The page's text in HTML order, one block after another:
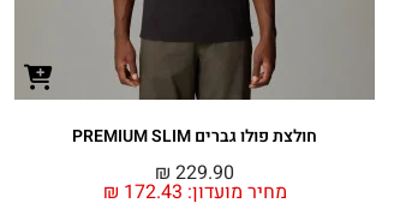
חולצת פולו גברים PREMIUM SLIM
מחיר מועדון: ₪ 172.43
₪ 229.90